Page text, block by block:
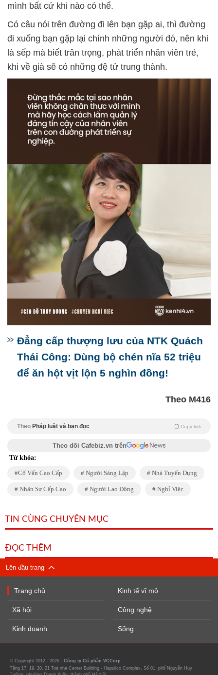
mình bất cứ khi nào có thể.
Có câu nói trên đường đi lên bạn gặp ai, thì đường
đi xuống bạn gặp lại chính những người đó, nên khi
là sếp mà biết trân trọng, phát triển nhân viên trẻ,
khi về già sẽ có những đệ tử trung thành.
Đẳng cấp thượng lưu của NTK Quách
Thái Công: Dùng bộ chén nĩa 52 triệu
để ăn hột vịt lộn 5 nghìn đồng!
Theo M416
Theo Pháp luật và bạn đọc Copy link
Theo dõi Cafebiz.vn trên
Từ khóa:
Cố Vấn Cao Cấp Người Sáng Lập Nhà Tuyển Dụng
Nhân Sự Cấp Cao Người Lao Động Nghỉ Việc
TIN CÙNG CHUYÊN MỤC
ĐỌC THÊM
Lên đầu trang
Trang chủ
Xã hội
Kinh doanh
Kinh tế vĩ mô
Công nghệ
Sống
© Copyright 2012 - 2026 - Công ty Cổ phần VCCorp.
Tầng 17, 19, 20, 21 Toà nhà Center Building - Hapulico Complex, Số 01, phố Nguyễn Huy